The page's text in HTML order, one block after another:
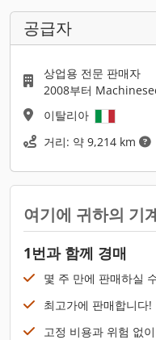
공급자
상업용 전문 판매자
2008부터
이탈리아
거리: 약 9,214 km
여기에 귀하의 기
1번과 함께 경매
몇 주 만에 판매하실
최고가에 판매합니다!
고정 비용과 위험 없